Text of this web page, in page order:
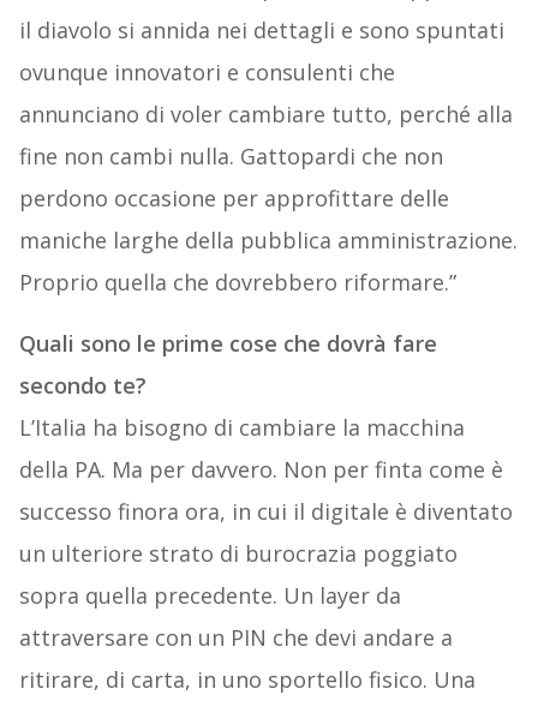
il diavolo si annida nei dettagli e sono spuntati
ovunque innovatori e consulenti che
annunciano di voler cambiare tutto, perché alla
fine non cambi nulla. Gattopardi che non
perdono occasione per approfittare delle
maniche larghe della pubblica amministrazione.
Proprio quella che dovrebbero riformare.”
Quali sono le prime cose che dovrà fare
secondo te?
L’Italia ha bisogno di cambiare la macchina
della PA. Ma per davvero. Non per finta come è
successo finora ora, in cui il digitale è diventato
un ulteriore strato di burocrazia poggiato
sopra quella precedente. Un layer da
attraversare con un PIN che devi andare a
ritirare, di carta, in uno sportello fisico. Una